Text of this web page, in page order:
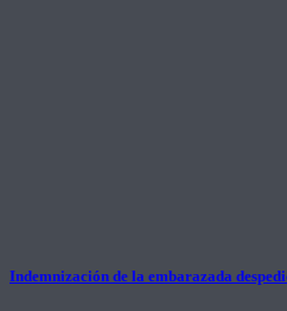
Indemnización de la embarazada